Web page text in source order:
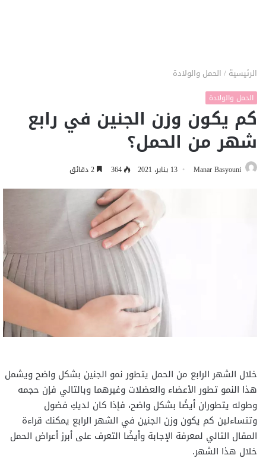
الرئيسية / الحمل والولادة
الحمل والولادة
كم يكون وزن الجنين في رابع
شهر من الحمل؟
Manar Basyouni 13 يناير، 2021 364
خلال الشهر الرابع من الحمل يتطور نمو الجنين بشكل واضح ويشمل
هذا النمو تطور الأعضاء والعضلات وغيرهما وبالتالي فإن حجمه
وطوله يتطوران أيضًا بشكل واضح، فإذا كان لديكِ فضول
وتتساءلين كم يكون وزن الجنين في الشهر الرابع يمكنك قراءة
المقال التالي لمعرفة الإجابة وأيضًا التعرف على أبرز أعراض الحمل
خلال هذا الشهر.